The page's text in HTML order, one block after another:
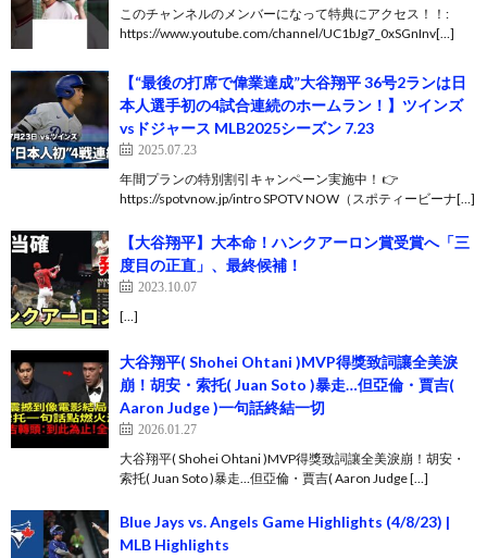
このチャンネルのメンバーになって特典にアクセス！！:
https://www.youtube.com/channel/UC1bJg7_0xSGnInv[…]
【“最後の打席で偉業達成”大谷翔平 36号2ランは日
本人選手初の4試合連続のホームラン！】ツインズ
vsドジャース MLB2025シーズン 7.23
2025.07.23
年間プランの特別割引キャンペーン実施中！ 👉
https://spotvnow.jp/intro SPOTV NOW（スポティービーナ[…]
【大谷翔平】大本命！ハンクアーロン賞受賞へ「三
度目の正直」、最終候補！
2023.10.07
[…]
大谷翔平( Shohei Ohtani )MVP得獎致詞讓全美淚
崩！胡安・索托( Juan Soto )暴走…但亞倫・賈吉(
Aaron Judge )一句話終結一切
2026.01.27
大谷翔平( Shohei Ohtani )MVP得獎致詞讓全美淚崩！胡安・
索托( Juan Soto )暴走…但亞倫・賈吉( Aaron Judge […]
Blue Jays vs. Angels Game Highlights (4/8/23) |
MLB Highlights